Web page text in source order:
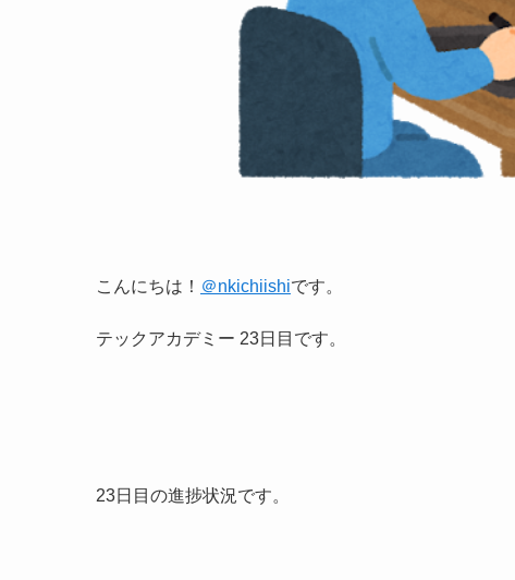
こんにちは！ ＠nkichiishiです。
テックアカデミー 23日目です。
23日目の進捗状況です。